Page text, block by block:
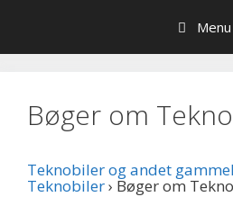
indhold
Menu
Bøger om Tekno
Teknobiler og andet
Teknobiler› Bøger om Tekno